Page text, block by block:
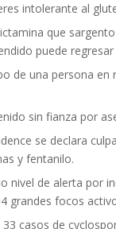
intolerante al
que
puede
de una persona en
sin fianza por
se declara
y fentanilo.
nivel de alerta por
grandes focos
casos de